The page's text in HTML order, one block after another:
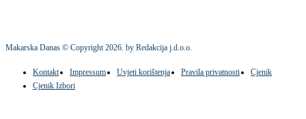
Makarska Danas © Copyright2026. by Redakcija j.d.o.o.
Kontakt Impressum Uvjeti korištenja Pravila privatnosti
Cjenik
Cjenik Izbori